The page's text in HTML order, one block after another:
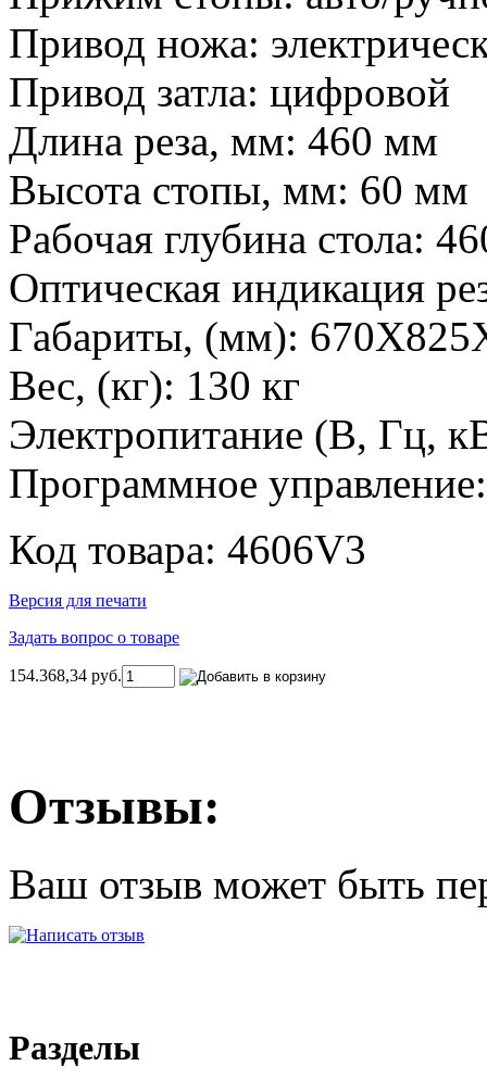
Привод ножа:
Привод затла: цифровой
Длина реза, мм: 460 мм
Высота стопы, мм: 60 мм
Рабочая глубина стола:
Оптическая индикация
Габариты, (мм):
Вес, (кг): 130 кг
Электропитание (В, Гц,
Программное
Код товара: 4606V3
Версия для печати
Задать вопрос о товаре
154.368,34 руб.
Отзывы:
Ваш отзыв может быть
Разделы